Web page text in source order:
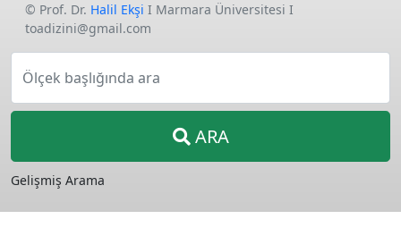
© Prof. Dr. Halil Ekşi I Marmara Üniversitesi I
toadizini@gmail.com
Ölçek başlığında ara
ARA
Gelişmiş Arama